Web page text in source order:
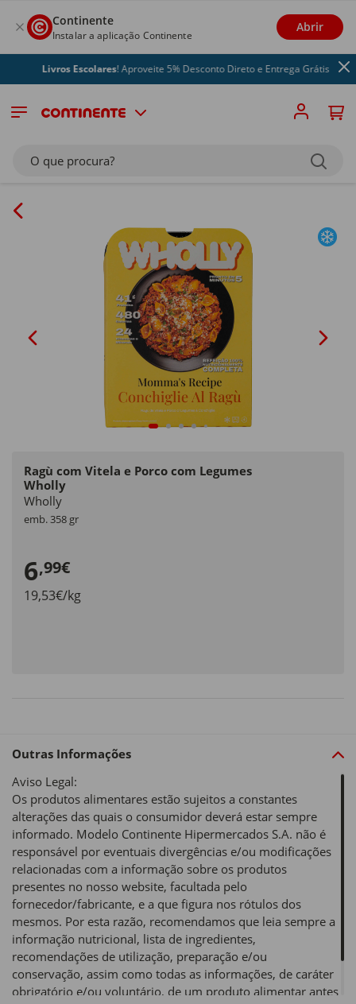
Continente
Instalar a aplicação Continente
Abrir
Livros Escolares! Aproveite 5% Desconto Direto e Entrega Grátis
O que procura?
Ragù com Vitela e Porco com Legumes
Wholly
Wholly
emb. 358 gr
6,99€
19,53€/kg
Outras Informações
Aviso Legal:
Os produtos alimentares estão sujeitos a constantes
alterações das quais o consumidor deverá estar sempre
informado. Modelo Continente Hipermercados S.A. não é
responsável por eventuais divergências e/ou modificações
relacionadas com a informação sobre os produtos
presentes no nosso website, facultada pelo
fornecedor/fabricante, e a que figura nos rótulos dos
mesmos. Por esta razão, recomendamos que leia sempre a
informação nutricional, lista de ingredientes,
recomendações de utilização, preparação e/ou
conservação, assim como todas as informações, de caráter
obrigatório e/ou voluntário, de um produto alimentar antes